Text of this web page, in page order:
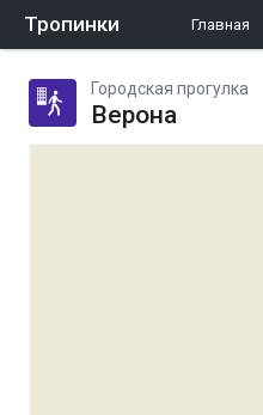
Тропинки Главная
Городская прогулка
Верона